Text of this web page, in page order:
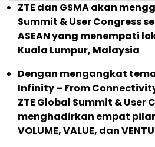
ZTE dan GSMA akan
Summit & User Congress
ASEAN yang menempati
Kuala Lumpur, Malaysia
Dengan mengangkat
Infinity – From
ZTE Global Summit & User
menghadirkan empat pilar
VOLUME, VALUE, dan